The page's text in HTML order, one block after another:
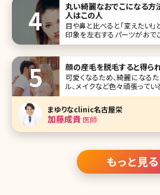
丸い綺麗なおでこになる
人はこの人
目や鼻と比べると「変えたい!
印象を左右するパーツがおで
に満足していますか?美容大
顔の産毛を脱毛すると得ら
可愛くなるため、綺麗になる
ル、メイクなど色々頑張って
気がパッとしない。どうす
細くて目立たないんだし気に
れませんね。です
まゆりなclinic名古屋栄
加藤成貴医師
もっと見る